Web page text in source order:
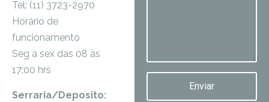
Tel: (11) 3723-2970
Horário de
funcionamento
Seg a sex das 08 às
17:00 hrs
Serraria/Deposito:
Enviar